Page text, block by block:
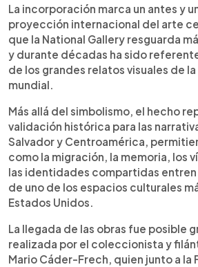
Verónica Vides, consolidando la
arte centroamericano en uno de
importantes del mundo. Las
gracias a la donación del
Cáder-Frech y reflejan temas
identidad y memoria histórica.
y fortalece la visibilidad global de
artística contemporánea de la
La incorporación marca un antes y
proyección internacional del arte
que la National Gallery resguarda
y durante décadas ha sido
de los grandes relatos visuales de
mundial.
Más allá del simbolismo, el hecho
validación histórica para las
Salvador y Centroamérica,
como la migración, la memoria, los
las identidades compartidas
de uno de los espacios culturales
Estados Unidos.
La llegada de las obras fue posible
realizada por el coleccionista y
Mario Cáder-Frech, quien junto a la